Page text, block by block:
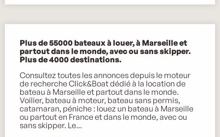
Plus de 55000 bateaux à louer, à Marseille et
partout dans le monde, avec ou sans skipper.
Plus de 4000 destinations.
Consultez toutes les annonces depuis le moteur
de recherche Click&Boat dédié à la location de
bateau à Marseille et partout dans le monde.
Voilier, bateau à moteur, bateau sans permis,
catamaran, péniche : louez un bateau à Marseille
ou partout en France et dans le monde, avec ou
sans skipper. Le...